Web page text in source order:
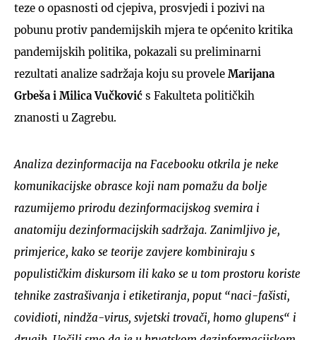
teze o opasnosti od cjepiva, prosvjedi i pozivi na
pobunu protiv pandemijskih mjera te općenito kritika
pandemijskih politika, pokazali su preliminarni
rezultati analize sadržaja koju su provele Marijana
Grbeša i Milica Vučković s Fakulteta političkih
znanosti u Zagrebu.
Analiza dezinformacija na Facebooku otkrila je neke
komunikacijske obrasce koji nam pomažu da bolje
razumijemo prirodu dezinformacijskog svemira i
anatomiju dezinformacijskih sadržaja. Zanimljivo je,
primjerice, kako se teorije zavjere kombiniraju s
populističkim diskursom ili kako se u tom prostoru koriste
tehnike zastrašivanja i etiketiranja, poput “naci-fašisti,
covidioti, nindža-virus, svjetski trovači, homo glupens“ i